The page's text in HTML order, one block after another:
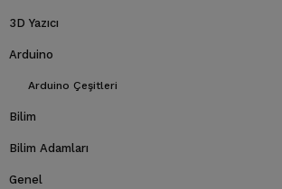
3D Yazıcı
Arduino
Arduino Çeşitleri
Bilim
Bilim Adamları
Genel